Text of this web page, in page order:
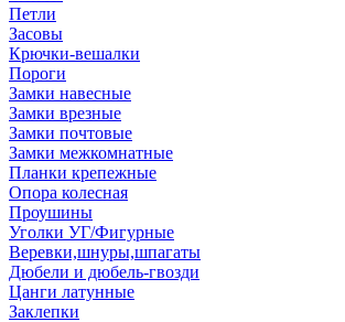
Петли
Засовы
Крючки-вешалки
Пороги
Замки навесные
Замки врезные
Замки почтовые
Замки межкомнатные
Планки крепежные
Опора колесная
Проушины
Уголки УГ/Фигурные
Веревки,шнуры,шпагаты
Дюбели и дюбель-гвозди
Цанги латунные
Заклепки